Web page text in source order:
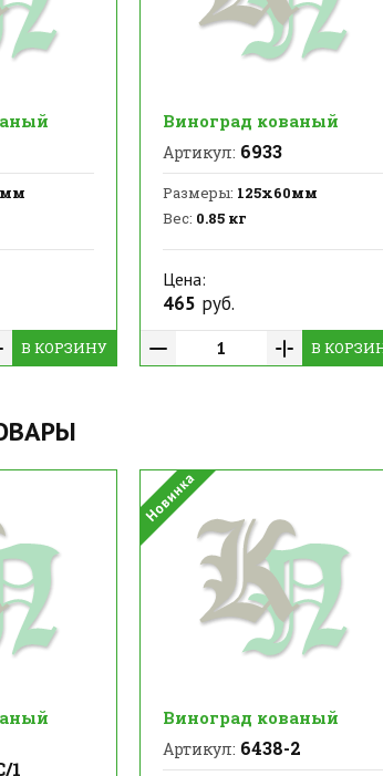
В КОРЗИНУ
Виноград кованый
Артикул: 6933
Размеры: 125х60мм
Вес: 0.85 кг
Цена:
465 руб.
В
1
Виноград кованый
Артикул: 6438-2